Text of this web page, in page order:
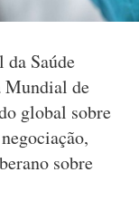
Saúde
Mundial de
global sobre
sobre